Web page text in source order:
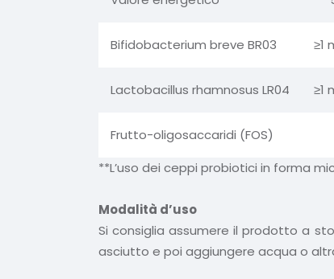
Bifidobacterium breve BR03 ≥1
Lactobacillus rhamnosus LR04 ≥1
Frutto-oligosaccaridi (FOS)
**L’uso dei ceppi probiotici in forma
Modalità d’uso
Si consiglia assumere il prodotto a
asciutto e poi aggiungere acqua o